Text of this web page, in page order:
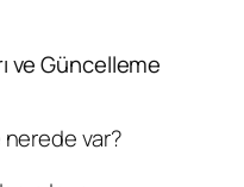
ve Güncelleme
var?